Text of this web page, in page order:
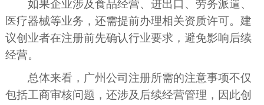
如果企业涉及食品经营、进出口、劳务派遣、
医疗器械等业务，还需提前办理相关资质许可。建
议创业者在注册前先确认行业要求，避免影响后续
经营。
总体来看，广州公司注册所需的注意事项不仅
包括工商审核问题，还涉及后续经营管理，因此创